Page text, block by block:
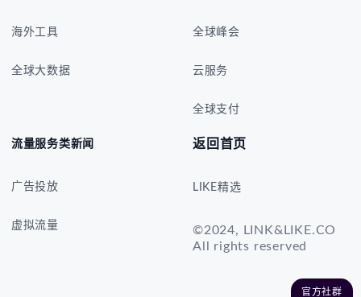
官方社群
海外工具
全球大数据
全球峰会
云服务
全球支付
流量服务类新闻
广告投放
虚拟流量
返回首页
LIKE精选
©2024, LINK&LIKE.CO
All rights reserved